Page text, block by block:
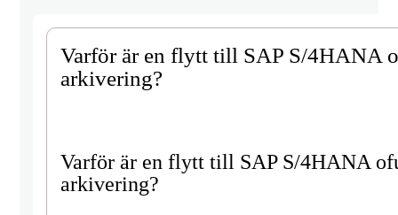
Varför är en flytt till SAP S/4HANA
arkivering?
Varför är en flytt till SAP S/4HANA
arkivering?